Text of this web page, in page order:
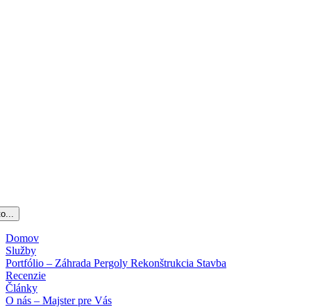
Domov
Služby
Portfólio – Záhrada Pergoly Rekonštrukcia Stavba
Recenzie
Články
O nás – Majster pre Vás